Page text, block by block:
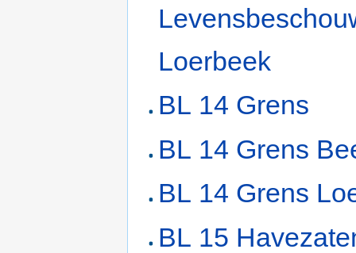
Loerbeek
BL 14 Grens
BL 14 Grens
BL 14 Grens
BL 15